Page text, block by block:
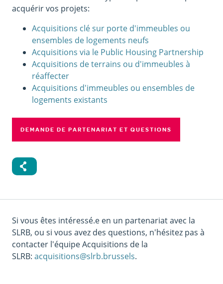
acquérir vos projets:
Acquisitions clé sur porte d'immeubles ou
ensembles de logements neufs
Acquisitions via le Public Housing Partnership
Acquisitions de terrains ou d'immeubles à
réaffecter
Acquisitions d'immeubles ou ensembles de
logements existants
DEMANDE DE PARTENARIAT ET QUESTIONS
Si vous êtes intéressé.e en un partenariat avec la
SLRB, ou si vous avez des questions, n'hésitez pas à
contacter l'équipe Acquisitions de la
SLRB: acquisitions@slrb.brussels.